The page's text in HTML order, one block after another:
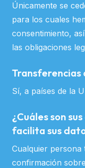
Únicamente se
para los cuales
consentimiento,
las obligaciones
Transferencias
Sí, a países de la
¿Cuáles son
facilita sus
Cualquier
confirmación